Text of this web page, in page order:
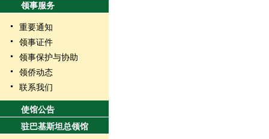
领事服务
重要通知
领事证件
领事保护与协助
领侨动态
联系我们
使馆公告
驻巴基斯坦总领馆